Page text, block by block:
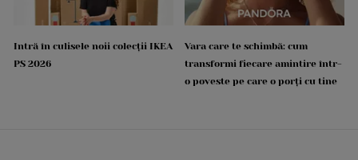
Intră în culisele noii colecții IKEA
PS 2026
Vara care te schimbă: cum
transformi fiecare amintire într-
o poveste pe care o porți cu tine